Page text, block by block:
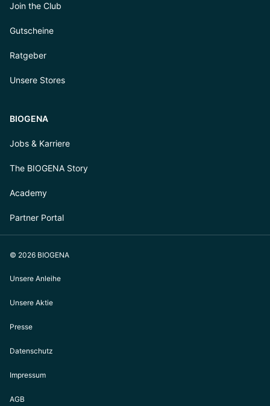
Join the Club
Gutscheine
Ratgeber
Unsere Stores
BIOGENA
Jobs & Karriere
The BIOGENA Story
Academy
Partner Portal
© 2026 BIOGENA
Unsere Anleihe
Unsere Aktie
Presse
Datenschutz
Impressum
AGB